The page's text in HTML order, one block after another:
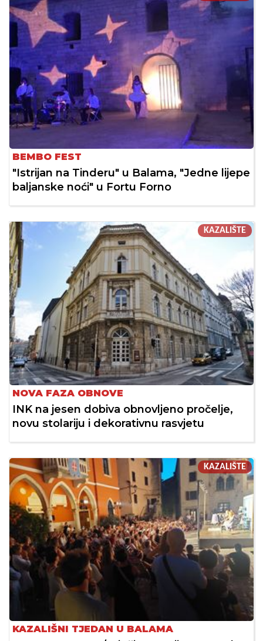
BEMBO FEST
"Istrijan na Tinderu" u Balama, "Jedne lijepe
baljanske noći" u Fortu Forno
KAZALIŠTE
NOVA FAZA OBNOVE
INK na jesen dobiva obnovljeno pročelje,
novu stolariju i dekorativnu rasvjetu
KAZALIŠTE
KAZALIŠNI TJEDAN U BALAMA